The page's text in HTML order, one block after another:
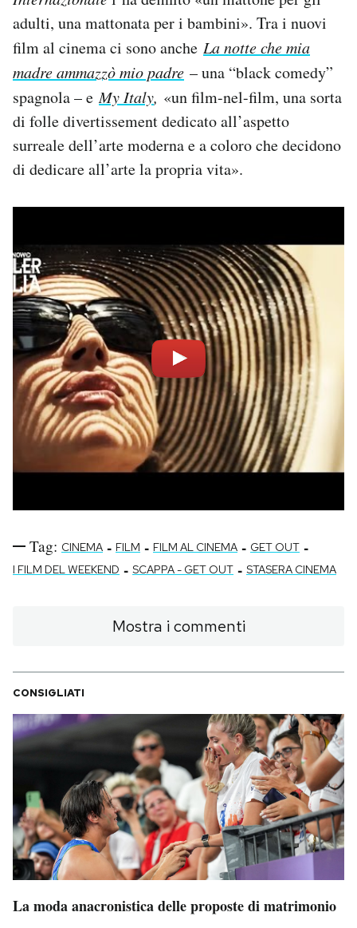
adulti, una mattonata per i bambini». Tra i nuovi
film al cinema ci sono anche La notte che mia
madre ammazzò mio padre – una “black comedy”
spagnola – eMy Italy, «un film-nel-film, una sorta
di folle divertissement dedicato all’aspetto
surreale dell’arte moderna e a coloro che decidono
di dedicare all’arte la propria vita».
Tag: CINEMA - FILM - FILM AL CINEMA - GET OUT -
I FILM DEL WEEKEND - SCAPPA - GET OUT - STASERA CINEMA
Mostra i commenti
CONSIGLIATI
La moda anacronistica delle proposte di matrimonio